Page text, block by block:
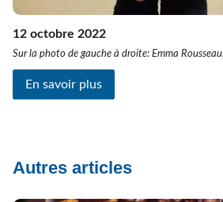
12 octobre 2022
Sur la photo de gauche à droite: Emma
En savoir plus
Autres articles